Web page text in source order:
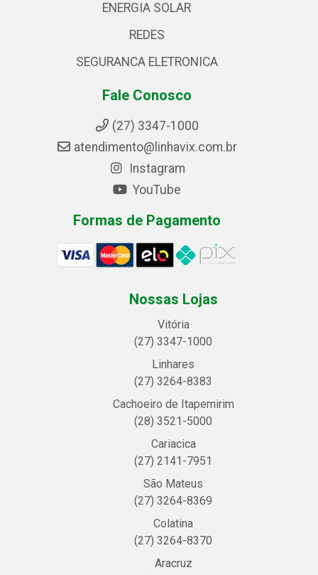
ENERGIA SOLAR
REDES
SEGURANCA ELETRONICA
Fale Conosco
(27) 3347-1000
atendimento@linhavix.com.br
Instagram
YouTube
Formas de Pagamento
Nossas Lojas
Vitória
(27) 3347-1000
Linhares
(27) 3264-8383
Cachoeiro de Itapemirim
(28) 3521-5000
Cariacica
(27) 2141-7951
São Mateus
(27) 3264-8369
Colatina
(27) 3264-8370
Aracruz